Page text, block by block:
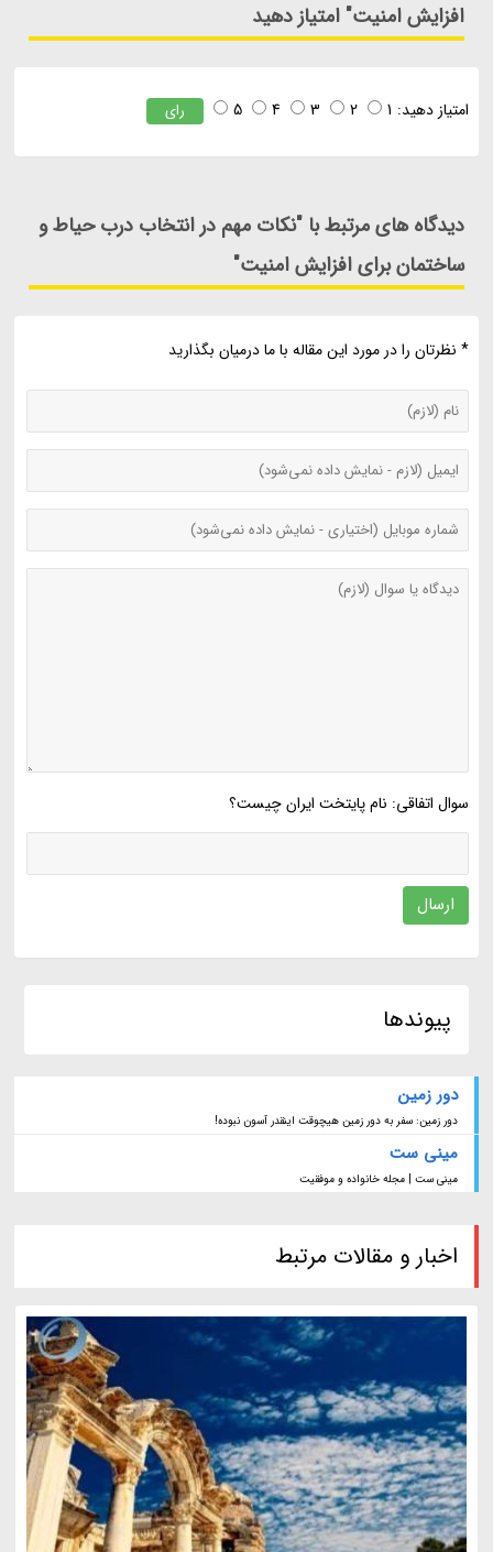
افزایش امنیت" امتیاز دهید
امتیاز دهید: 1
2
3
4
5 رای
دیدگاه های مرتبط با "نکات مهم در انتخاب درب حیاط و
ساختمان برای افزایش امنیت"
* نظرتان را در مورد این مقاله با ما درمیان بگذارید
سوال اتفاقی: نام پایتخت ایران چیست؟
ارسال
پیوندها
دور زمین
دور زمین: سفر به دور زمین هیچوقت اینقدر آسون نبوده!
مینی ست
مینی ست | مجله خانواده و موفقیت
اخبار و مقالات مرتبط